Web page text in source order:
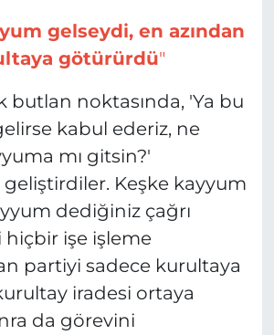
gelseydi, en azından
götürürdü"
butlan noktasında, 'Ya bu
kabul ederiz, ne
mı gitsin?'
geliştirdiler. Keşke kayyum
dediğiniz çağrı
hiçbir işe işleme
partiyi sadece kurultaya
iradesi ortaya
da görevini